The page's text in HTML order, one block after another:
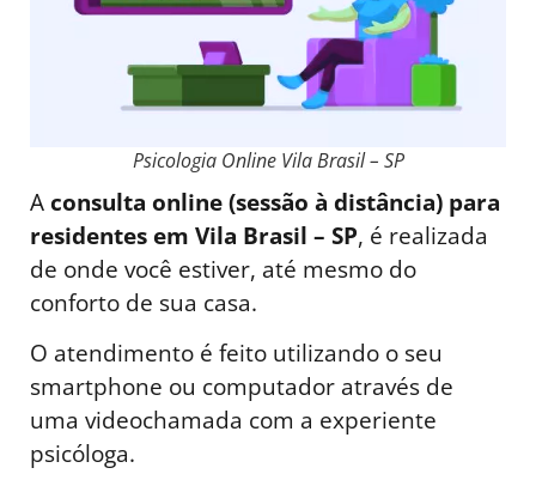
Psicologia Online Vila Brasil – SP
Aconsulta online (sessão à distância) para
residentes em Vila Brasil – SP, é realizada
de onde você estiver, até mesmo do
conforto de sua casa.
O atendimento é feito utilizando o seu
smartphone ou computador através de
uma videochamada com a experiente
psicóloga.